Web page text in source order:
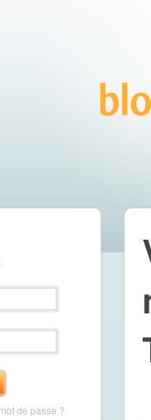
de passe ?